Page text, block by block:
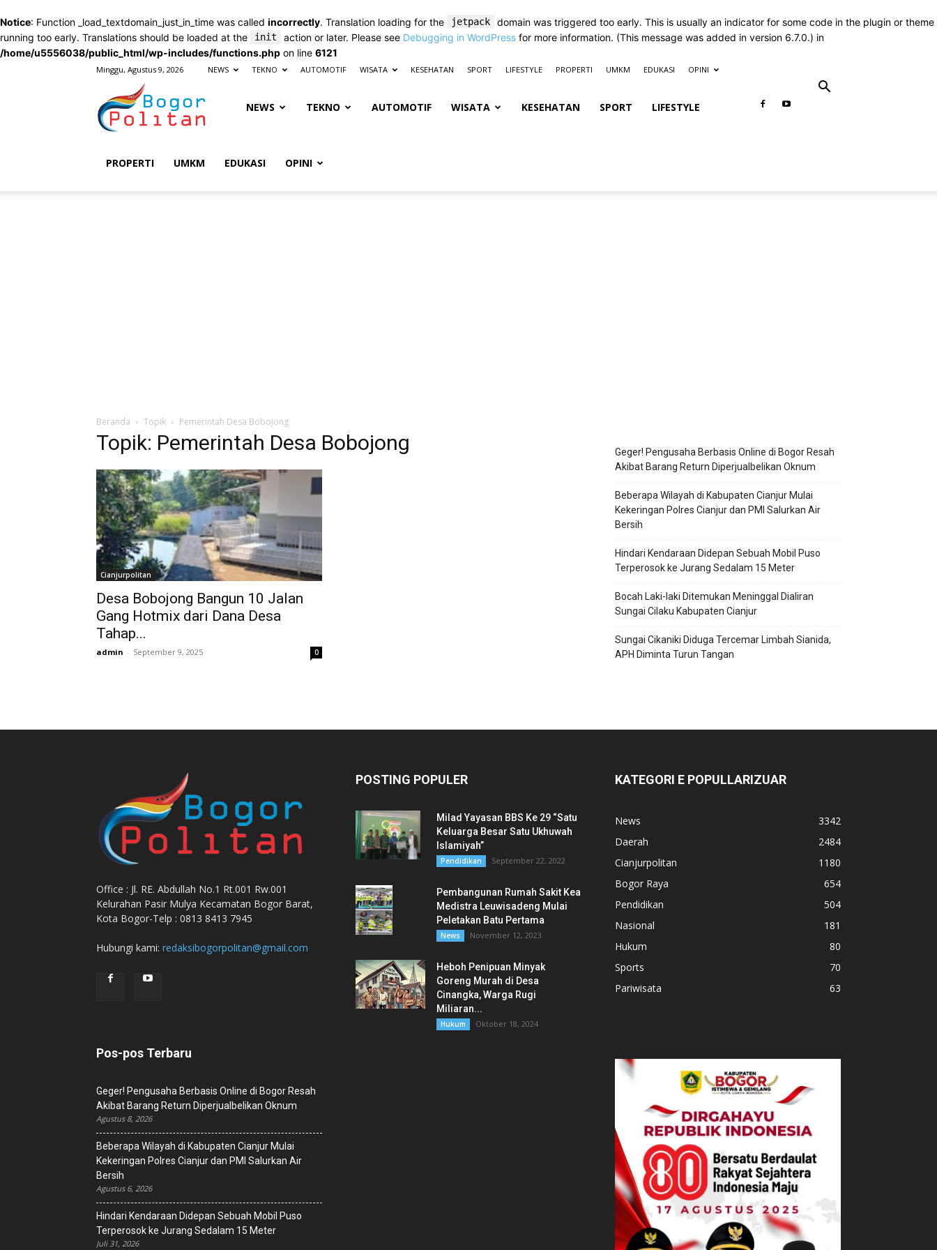
Notice: Function _load_textdomain_just_in_time was called incorrectly. Translation loading for the jetpack
domain was triggered too early. This is usually an indicator for some code in the plugin or theme
running too early. Translations should be loaded at the
init action or later. Please see Debugging in WordPress for more information. (This message was added in version 6.7.0.) in
/home/u5556038/public_html/wp-includes/functions.php on line 6121
Minggu, Agustus 9, 2026 NEWS TEKNO AUTOMOTIF WISATA KESEHATAN SPORT LIFESTYLE PROPERTI UMKM EDUKASI OPINI
Bogorpolitan
NEWS TEKNO AUTOMOTIF WISATA KESEHATAN SPORT LIFESTYLE
PROPERTI UMKM EDUKASI OPINI
Beranda Topik Pemerintah Desa Bobojong
Topik: Pemerintah Desa Bobojong
Cianjurpolitan
Desa Bobojong Bangun 10 Jalan
Gang Hotmix dari Dana Desa
Tahap...
admin - September 9, 2025 0
Geger! Pengusaha Berbasis Online di Bogor Resah
Akibat Barang Return Diperjualbelikan Oknum
Beberapa Wilayah di Kabupaten Cianjur Mulai
Kekeringan Polres Cianjur dan PMI Salurkan Air
Bersih
Hindari Kendaraan Didepan Sebuah Mobil Puso
Terperosok ke Jurang Sedalam 15 Meter
Bocah Laki-laki Ditemukan Meninggal Dialiran
Sungai Cilaku Kabupaten Cianjur
Sungai Cikaniki Diduga Tercemar Limbah Sianida,
APH Diminta Turun Tangan
Office : Jl. RE. Abdullah No.1 Rt.001 Rw.001
Kelurahan Pasir Mulya Kecamatan Bogor Barat,
Kota Bogor-Telp : 0813 8413 7945
Hubungi kami: redaksibogorpolitan@gmail.com
Pos-pos Terbaru
Geger! Pengusaha Berbasis Online di Bogor Resah
Akibat Barang Return Diperjualbelikan Oknum
Agustus 8, 2026
Beberapa Wilayah di Kabupaten Cianjur Mulai
Kekeringan Polres Cianjur dan PMI Salurkan Air
Bersih
Agustus 6, 2026
Hindari Kendaraan Didepan Sebuah Mobil Puso
Terperosok ke Jurang Sedalam 15 Meter
Juli 31, 2026
POSTING POPULER
Milad Yayasan BBS Ke 29 “Satu
Keluarga Besar Satu Ukhuwah
Islamiyah”
Pendidikan September 22, 2022
Pembangunan Rumah Sakit Kea
Medistra Leuwisadeng Mulai
Peletakan Batu Pertama
News November 12, 2023
Heboh Penipuan Minyak
Goreng Murah di Desa
Cinangka, Warga Rugi
Miliaran...
Hukum Oktober 18, 2024
KATEGORI E POPULLARIZUAR
News
3342
Daerah
2484
Cianjurpolitan
1180
Bogor Raya
654
Pendidikan
504
Nasional
181
Hukum
80
Sports
70
Pariwisata
63